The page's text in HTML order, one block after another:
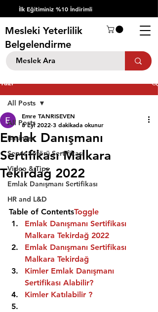
İlk Eğitiminiz %10 İndirimli
Mesleki Yeterlilik
Belgelendirme
Yazı
All Posts
Business
Servis Şöförü Sertifikası
Video & Tips
Emlak Danışmanı Sertifikası
HR and L&D
All Posts
Emlak Danışmanı
Sertifikası Malkara
Tekirdağ 2022
Emre TANRISEVEN
8 Eyl 2022 3 dakikada okunur
Table of ContentsToggle
Emlak Danışmanı Sertifikası
Malkara Tekirdağ 2022
Emlak Danışmanı Sertifikası
Malkara Tekirdağ
Kimler Emlak Danışmanı
Sertifikası Alabilir?
Kimler Katılabilir ?